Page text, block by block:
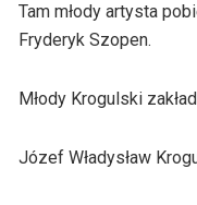
Tam młody artysta
Fryderyk Szopen.
Młody Krogulski
Józef Władysław